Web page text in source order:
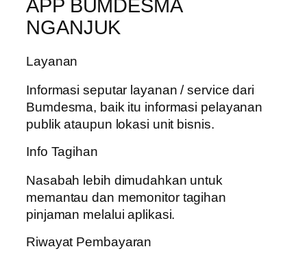
APP BUMDESMA
NGANJUK
Layanan
Informasi seputar layanan / service dari
Bumdesma, baik itu informasi pelayanan
publik ataupun lokasi unit bisnis.
Info Tagihan
Nasabah lebih dimudahkan untuk
memantau dan memonitor tagihan
pinjaman melalui aplikasi.
Riwayat Pembayaran